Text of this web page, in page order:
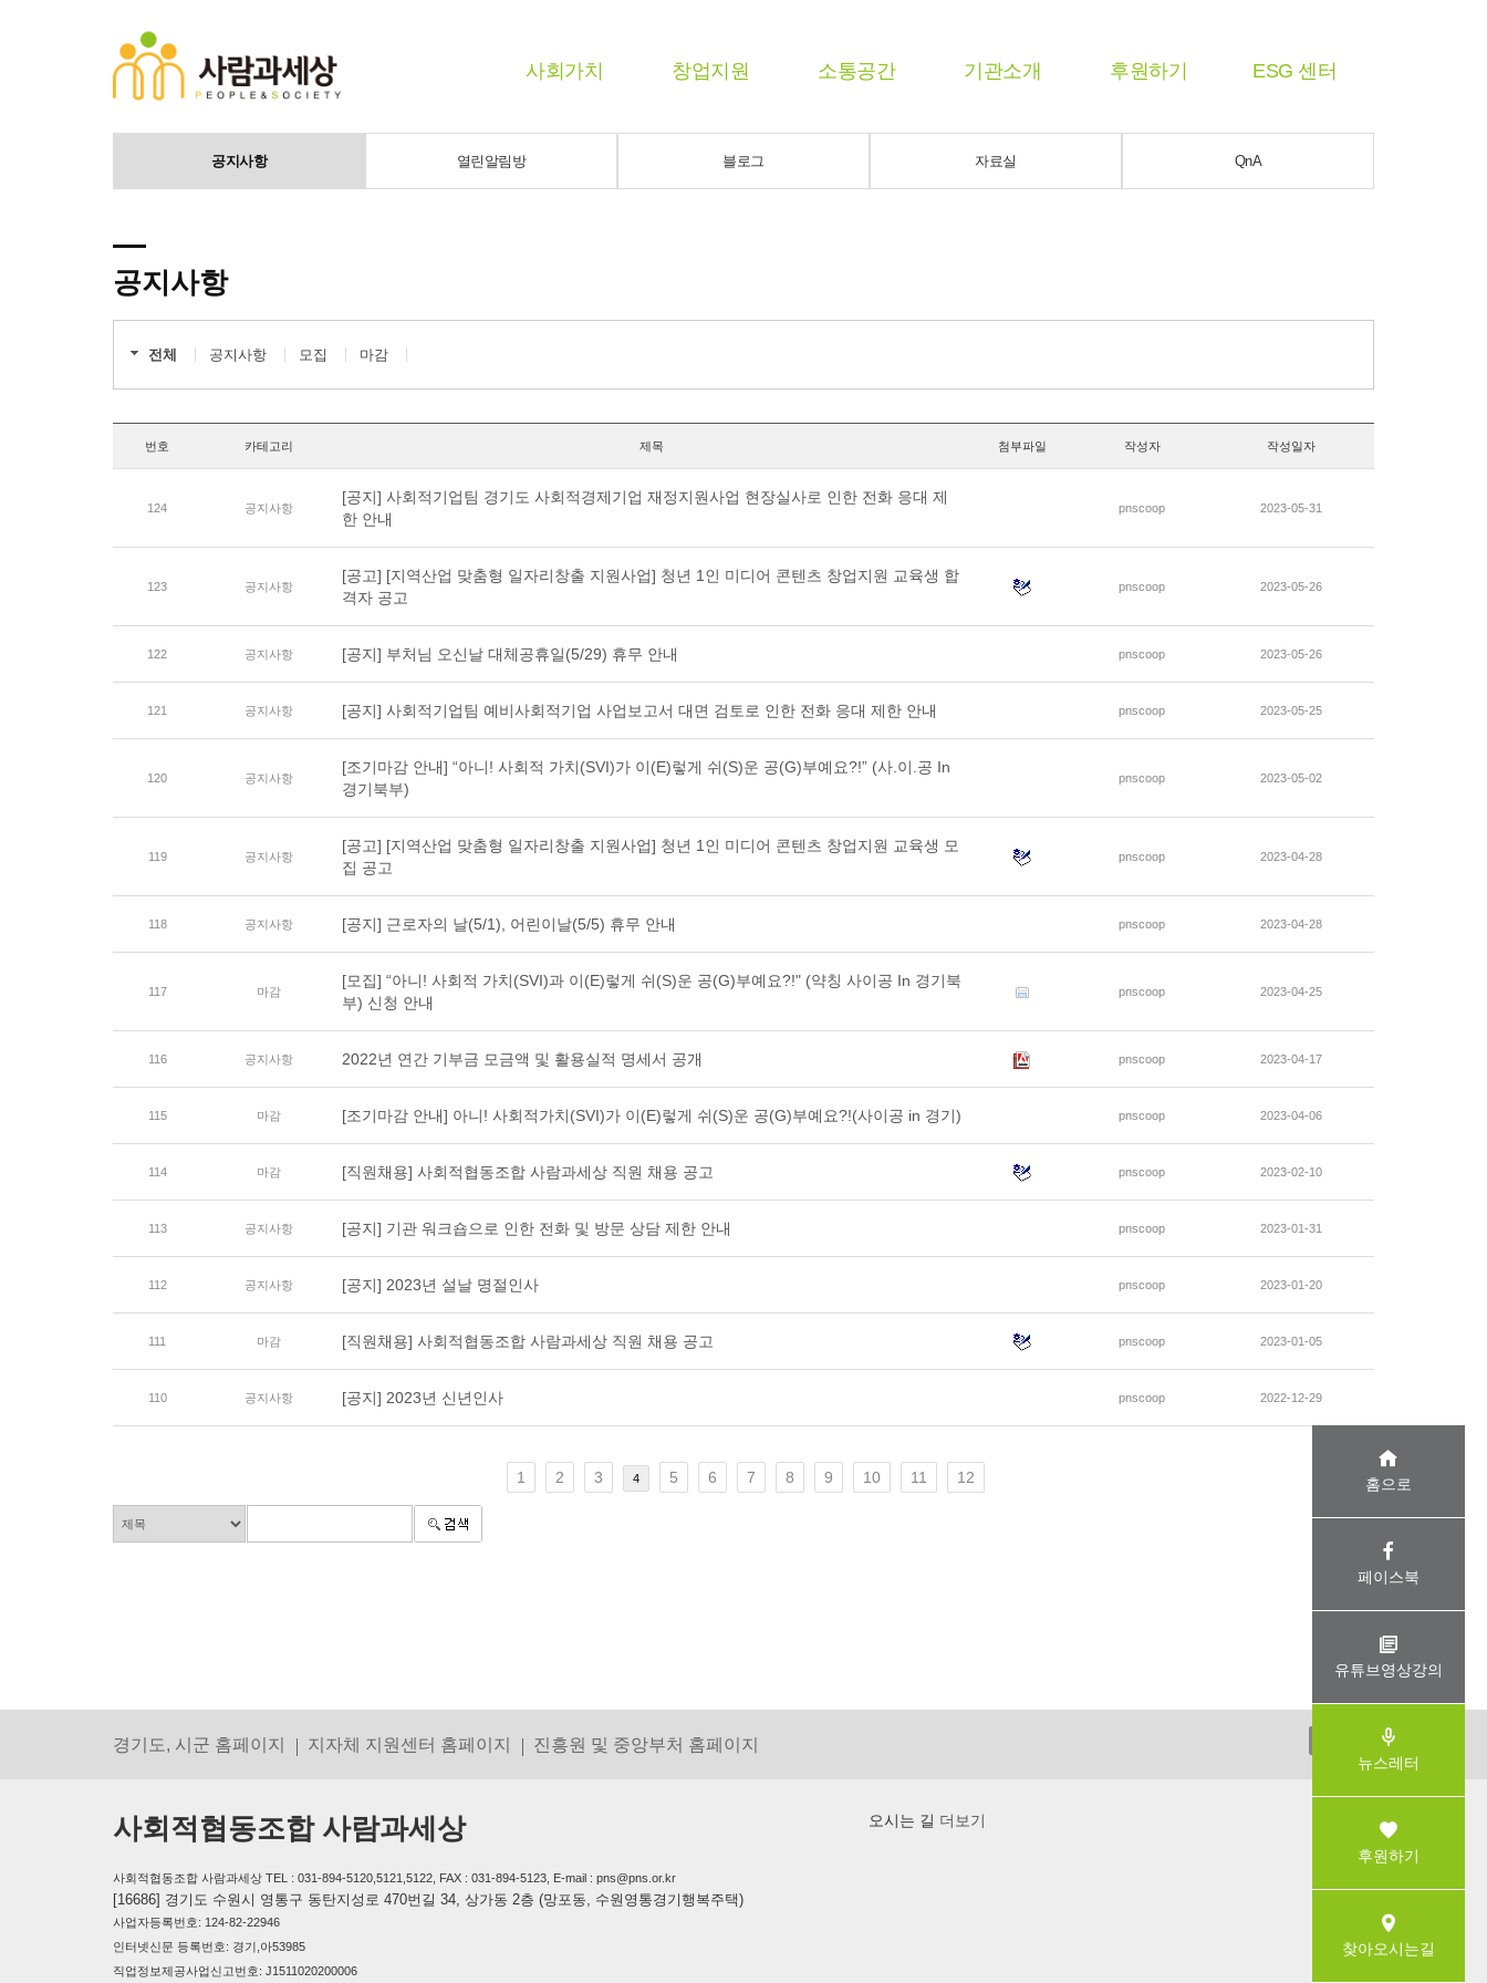
사회가치 창업지원 소통공간 기관소개 후원하기 ESG 센터
공지사항 열린알림방 블로그 자료실 QnA
공지사항
전체 공지사항 모집 마감
번호 카테고리 제목 첨부파일 작성자 작성일자
124 공지사항
[공지] 사회적기업팀 경기도 사회적경제기업 재정지원사업 현장실사로 인한 전화 응대 제
한 안내
pnscoop 2023-05-31
123 공지사항
[공고] [지역산업 맞춤형 일자리창출 지원사업] 청년 1인 미디어 콘텐츠 창업지원 교육생 합
격자 공고
pnscoop 2023-05-26
122 공지사항 [공지] 부처님 오신날 대체공휴일(5/29) 휴무 안내 pnscoop 2023-05-26
121 공지사항 [공지] 사회적기업팀 예비사회적기업 사업보고서 대면 검토로 인한 전화 응대 제한 안내 pnscoop 2023-05-25
120 공지사항
[조기마감 안내] “아니! 사회적 가치(SVI)가 이(E)렇게 쉬(S)운 공(G)부예요?!” (사.이.공 In
경기북부)
pnscoop 2023-05-02
119 공지사항
[공고] [지역산업 맞춤형 일자리창출 지원사업] 청년 1인 미디어 콘텐츠 창업지원 교육생 모
집 공고
pnscoop 2023-04-28
118 공지사항 [공지] 근로자의 날(5/1), 어린이날(5/5) 휴무 안내 pnscoop 2023-04-28
117 마감
[모집] “아니! 사회적 가치(SVI)과 이(E)렇게 쉬(S)운 공(G)부예요?!" (약칭 사이공 In 경기북
부) 신청 안내
pnscoop 2023-04-25
116 공지사항 2022년 연간 기부금 모금액 및 활용실적 명세서 공개 pnscoop 2023-04-17
115 마감 [조기마감 안내] 아니! 사회적가치(SVI)가 이(E)렇게 쉬(S)운 공(G)부예요?!(사이공 in 경기) pnscoop 2023-04-06
114 마감 [직원채용] 사회적협동조합 사람과세상 직원 채용 공고 pnscoop 2023-02-10
113 공지사항 [공지] 기관 워크숍으로 인한 전화 및 방문 상담 제한 안내 pnscoop 2023-01-31
112 공지사항 [공지] 2023년 설날 명절인사 pnscoop 2023-01-20
111 마감 [직원채용] 사회적협동조합 사람과세상 직원 채용 공고 pnscoop 2023-01-05
110 공지사항 [공지] 2023년 신년인사 pnscoop 2022-12-29
1 2 3 4 5 6 7 8 9 10 11 12 홈으로
페이스북
유튜브영상강의
뉴스레터
후원하기
찾아오시는길
경기도, 시군 홈페이지 지자체 지원센터 홈페이지 진흥원 및 중앙부처 홈페이지
사회적협동조합 사람과세상
사회적협동조합 사람과세상 TEL : 031-894-5120,5121,5122, FAX : 031-894-5123, E-mail : pns@pns.or.kr
[16686] 경기도 수원시 영통구 동탄지성로 470번길 34, 상가동 2층 (망포동, 수원영통경기행복주택)
사업자등록번호: 124-82-22946
인터넷신문 등록번호: 경기,아53985
직업정보제공사업신고번호: J1511020200006
오시는 길 더보기